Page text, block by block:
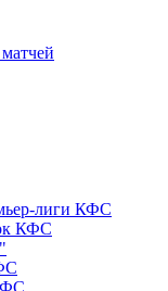
лиги КФС
КФС